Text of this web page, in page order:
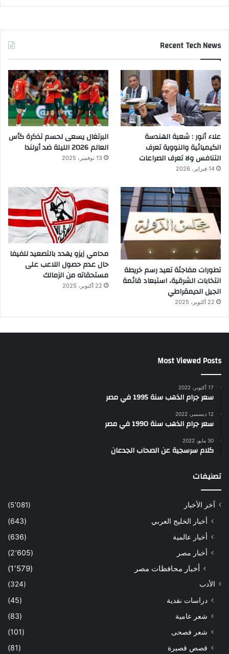
Recent Tech News
علاء أنور : شعبة الهندسة
الكيميائية والنووية تعرف
التنافس ولا تعرف الصراعات
14 فبراير، 2026
البرتغال يسعى لحسم تذكرة كأس
العالم 2026 الليلة ضد أيرلندا
13 نوفمبر، 2025
تطورات مفاجئة تعيد رسم خريطة
انتخابات الشرقية، استبعاد قائمة
الجيل الديمقراطي
22 أكتوبر، 2025
محامي زيزو يهدد بالتصعيد للفيفا
حال عدم حصول اللاعب على
مستحقاته من الزمالك
22 أكتوبر، 2025
Most Viewed Posts
17 أكتوبر، 2022
سعر جرام الذهب سنة 1995 في مصر
12 ديسمبر، 2022
سعر جرام الذهب سنة 1990 في مصر
30 مايو، 2022
كلام سرسجية عن الصحاب الجدعان
تصنيفات
آخر الأخبار (5٬081)
أخبار الخليج العربي
(643)
أخبار عالمية
(636)
أخبار مصر
(2٬605)
أخبار محافظات مصر (1٬579)
الأدب (324)
دراسات نقدية
(45)
شعر عامية
(83)
شعر فصحى
(101)
قصص قصيرة
(81)